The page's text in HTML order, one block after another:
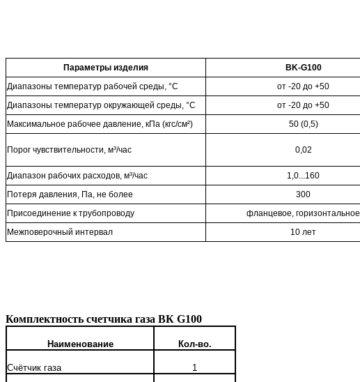
Параметры изделия
BK-G100
Диапазоны температур рабочей среды, °С
от -20 до +50
Диапазоны температур окружающей среды, °С
от -20 до +50
Максимальное рабочее давление, кПа (кгс/см²)
50 (0,5)
Порог чувствительности, м³/час 0,02
Диапазон рабочих расходов, м³/час
1,0...160
Потеря давления, Па, не более
300
Присоединение к трубопроводу
фланцевое, горизонтальное
Межповерочный интервал
10 лет
Комплектность счетчика газа ВК G100
Наименование Кол-во.
Счётчик газа 1